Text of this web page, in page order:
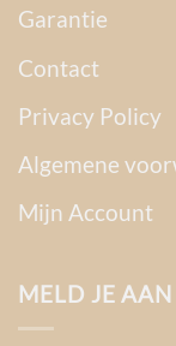
Garantie
Contact
Privacy Policy
Algemene
Mijn Account
MELD JE